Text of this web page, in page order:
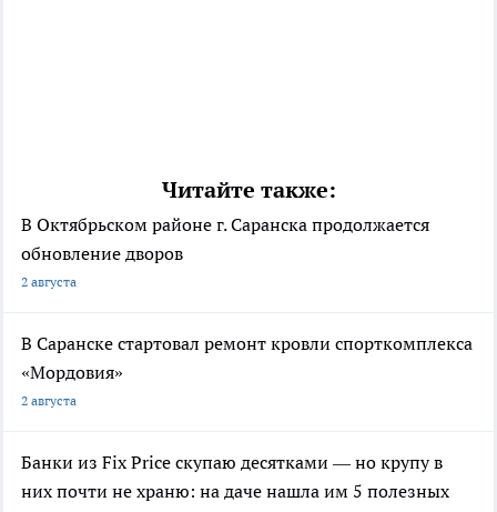
Читайте также:
В Октябрьском районе г. Саранска продолжается
обновление дворов
2 августа
В Саранске стартовал ремонт кровли спорткомплекса
«Мордовия»
2 августа
Банки из Fix Price скупаю десятками — но крупу в
них почти не храню: на даче нашла им 5 полезных